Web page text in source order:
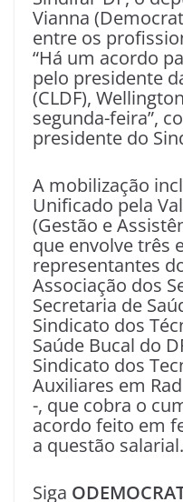
Vianna
entre os
“Há um acordo
pelo presidente
(CLDF),
segunda-feira”,
presidente do
A mobilização
Unificado pela
(Gestão e
que envolve três
representantes
Associação dos
Secretaria de
Sindicato dos
Saúde Bucal do
Sindicato dos
Auxiliares em
-, que cobra o
acordo feito em
a questão salarial.
Siga